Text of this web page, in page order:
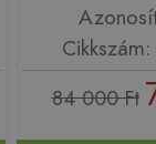
84 000 Ft